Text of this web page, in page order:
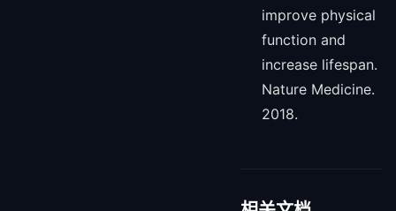
improve physical
function and
increase lifespan.
Nature Medicine.
2018.